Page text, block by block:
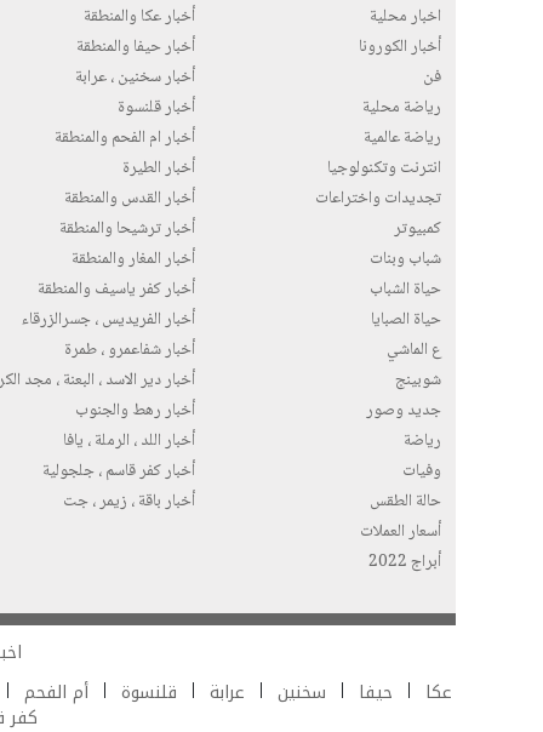
اخبار محلية
أخبار الكورونا
فن
رياضة محلية
رياضة عالمية
انترنت وتكنولوجيا
تجديدات واختراعات
كمبيوتر
شباب وبنات
حياة الشباب
حياة الصبايا
ع الماشي
شوبينج
جديد وصور
رياضة
وفيات
حالة الطقس
أسعار العملات
أبراج 2022
أخبار عكا والمنطقة
أخبار حيفا والمنطقة
أخبار سخنين ، عرابة
أخبار قلنسوة
أخبار ام الفحم والمنطقة
أخبار الطيرة
أخبار القدس والمنطقة
أخبار ترشيحا والمنطقة
أخبار المغار والمنطقة
أخبار كفر ياسيف والمنطقة
أخبار الفريديس ، جسرالزرقاء
أخبار شفاعمرو ، طمرة
أخبار دير الاسد ، البعنة ، مجد
أخبار رهط والجنوب
أخبار اللد ، الرملة ، يافا
أخبار كفر قاسم ، جلجولية
أخبار باقة ، زيمر ، جت
عكا
حيفا سخنين عرابة قلنسوة أم الفحم
كفر